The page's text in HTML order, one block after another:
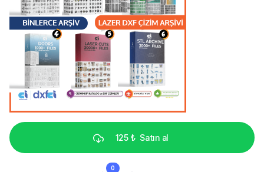
125 ₺ Satın al
0